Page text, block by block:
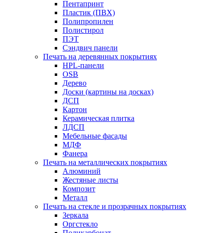
Пентапринт
Пластик (ПВХ)
Полипропилен
Полистирол
ПЭТ
Сэндвич панели
Печать на деревянных покрытиях
HPL-панели
OSB
Дерево
Доски (картины на досках)
ДСП
Картон
Керамическая плитка
ЛДСП
Мебельные фасады
МДФ
Фанера
Печать на металлических покрытиях
Алюминий
Жестяные листы
Композит
Металл
Печать на стекле и прозрачных покрытиях
Зеркала
Оргстекло